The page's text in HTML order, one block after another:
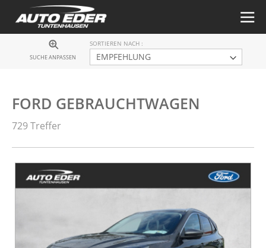
SUCHE ANPASSEN
SORTIEREN NACH
FORD GEBRAUCHTWAGEN
729 Treffer